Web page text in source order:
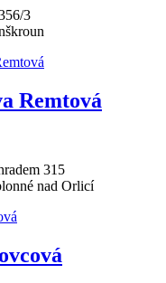
3
Remtová
315
nad Orlicí